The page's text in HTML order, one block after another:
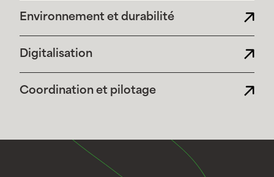
Environnement et durabilité
Digitalisation
Coordination et pilotage